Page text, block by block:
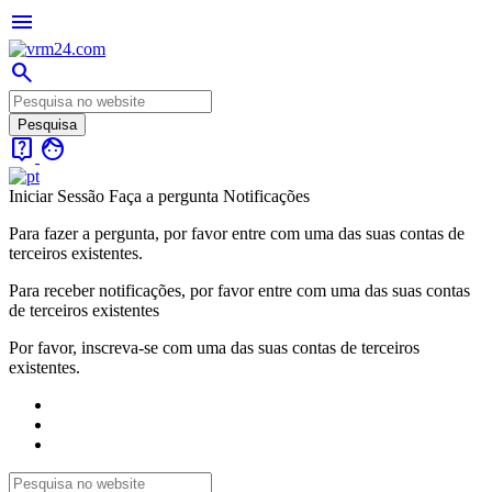
menu
search
live_help face
Iniciar Sessão Faça a pergunta Notificações
Para fazer a pergunta, por favor entre com uma das suas contas de
terceiros existentes.
Para receber notificações, por favor entre com uma das suas contas
de terceiros existentes
Por favor, inscreva-se com uma das suas contas de terceiros
existentes.